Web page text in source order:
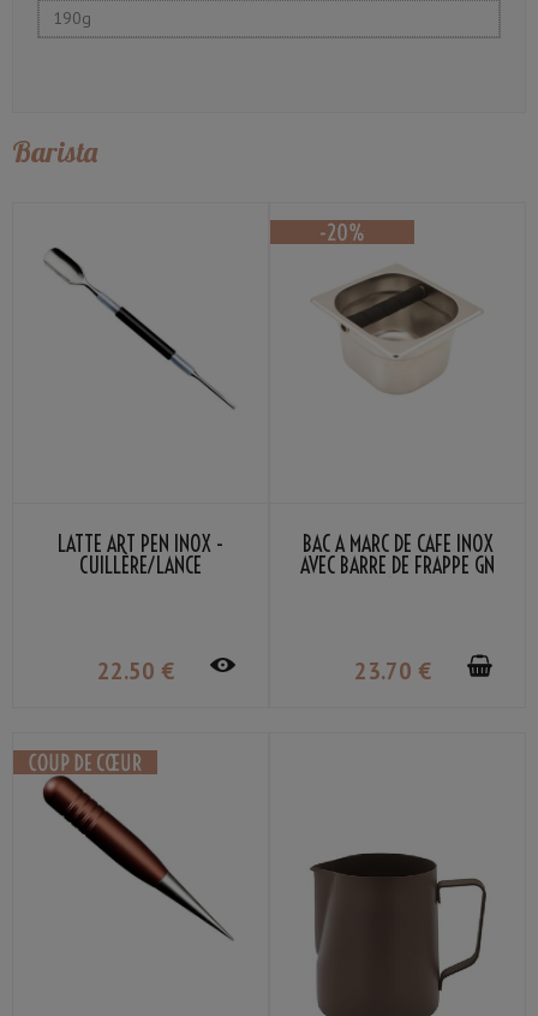
190g
Barista
LATTE ART PEN INOX -
CUILLÈRE/LANCE
22.50 €
BAC À MARC DE CAFÉ INOX
AVEC BARRE DE FRAPPE GN
23.70 €